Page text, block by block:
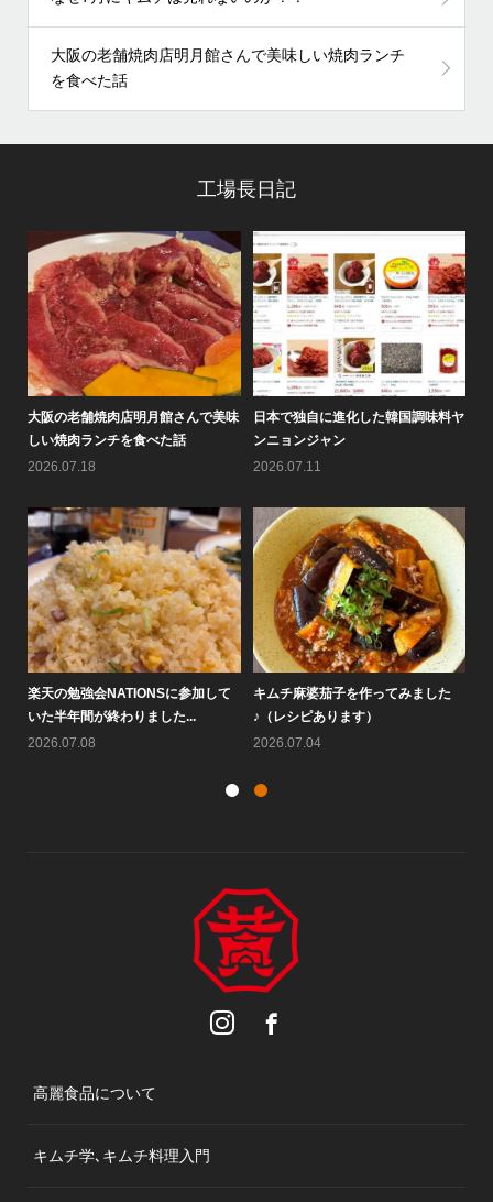
大阪の老舗焼肉店明月館さんで美味しい焼肉ランチ
を食べた話
工場長日記
大阪の老舗焼肉店明月館さんで美味
しい焼肉ランチを食べた話
2026.07.18
日本で独自に進化した韓国調味料ヤ
ンニョンジャン
2026.07.11
楽天の勉強会NATIONSに参加して
いた半年間が終わりました...
2026.07.08
キムチ麻婆茄子を作ってみました
♪（レシピあります）
2026.07.04
高麗食品について
キムチ学､キムチ料理入門